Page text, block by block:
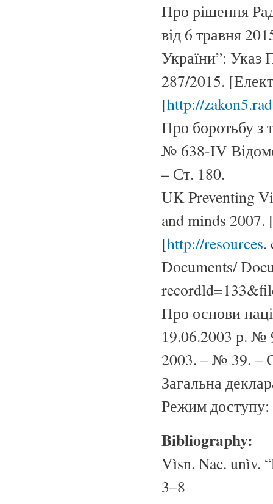
Про рішення
від 6 травня
України”: Указ
287/2015.
[http://
Про боротьбу з
№ 638-IV
– Ст. 180.
UK Preventing
and minds
[http://resources.
Documents/
Про основи
19.06.2003 р. №
2003. – № 39. –
Загальна
Режим
Bibliography:
Vìsn. Nac. unìv.
3–8